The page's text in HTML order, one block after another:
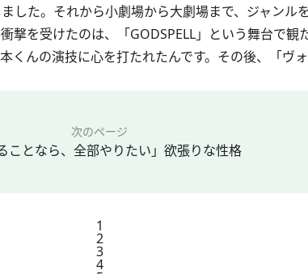
した。それから小劇場から大劇場まで、ジャンル
を受けたのは、「GODSPELL」という舞台で観
くんの演技に心を打たれたんです。その後、「ヴ
次のページ
ことなら、全部やりたい」欲張りな性格
1
2
3
4